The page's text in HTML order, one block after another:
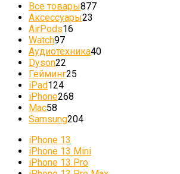
Все товары877
Аксессуары23
AirPods16
Watch97
Аудиотехника40
Dyson22
Гейминг25
iPad124
iPhone268
Mac58
Samsung204
iPhone 13
iPhone 13 Mini
iPhone 13 Pro